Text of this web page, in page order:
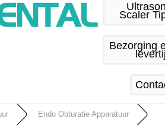
Scaler
Bezorging
Endo Obturatie Apparatuur